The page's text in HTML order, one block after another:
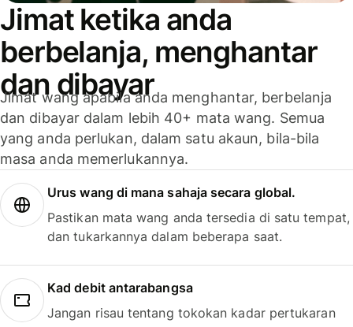
Jimat ketika anda
berbelanja, menghantar
dan dibayar
Jimat wang apabila anda menghantar, berbelanja
dan dibayar dalam lebih 40+ mata wang. Semua
yang anda perlukan, dalam satu akaun, bila-bila
masa anda memerlukannya.
Urus wang di mana sahaja secara global.
Pastikan mata wang anda tersedia di satu tempat,
dan tukarkannya dalam beberapa saat.
Kad debit antarabangsa
Jangan risau tentang tokokan kadar pertukaran